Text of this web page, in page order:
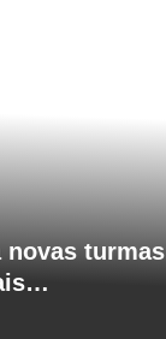
novas turmas